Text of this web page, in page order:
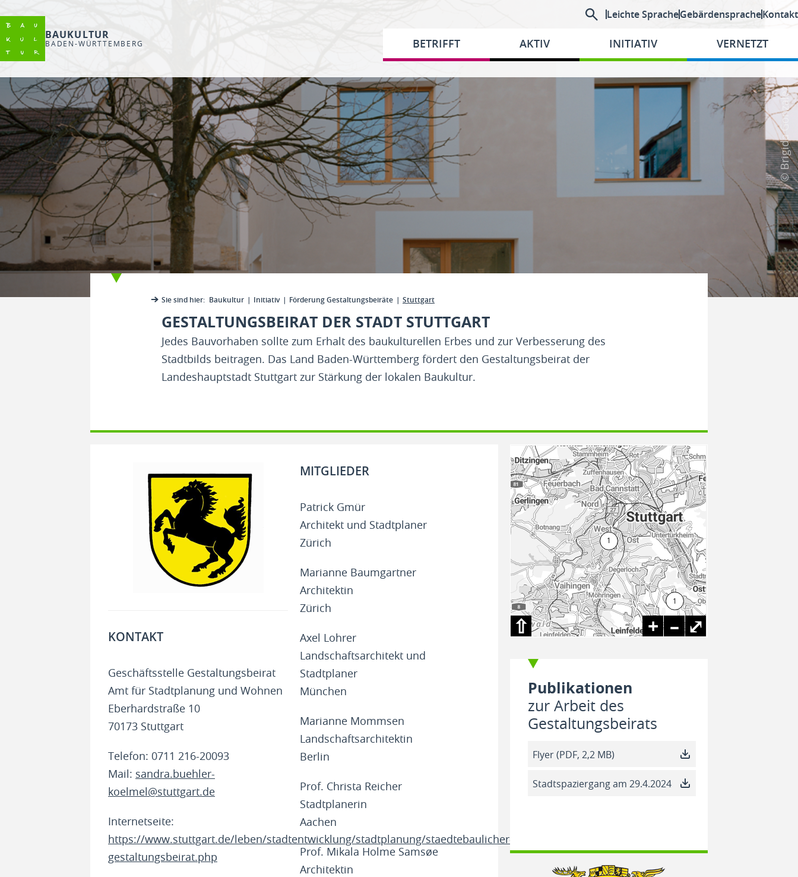
BAUKULTUR
BADEN-WÜRTTEMBERG
Leichte SpracheGebärdenspracheKontakt
BETRIFFT AKTIV INITIATIV VERNETZT
© Brigida Gonzalez
Sie sind hier: Baukultur Initiativ Förderung Gestaltungsbeiräte Stuttgart
GESTALTUNGSBEIRAT DER STADT STUTTGART
Jedes Bauvorhaben sollte zum Erhalt des baukulturellen Erbes und zur Verbesserung des
Stadtbilds beitragen. Das Land Baden-Württemberg fördert den Gestaltungsbeirat der
Landeshauptstadt Stuttgart zur Stärkung der lokalen Baukultur.
KONTAKT
Geschäftsstelle Gestaltungsbeirat
Amt für Stadtplanung und Wohnen
Eberhardstraße 10
70173 Stuttgart
Telefon: 0711 216-20093
Mail: sandra.buehler-
koelmel@stuttgart.de
Internetseite:
https://www.stuttgart.de/leben/stadtentwicklung/stadtplanung/staedtebaulicher-
gestaltungsbeirat.php
MITGLIEDER
Patrick Gmür
Architekt und Stadtplaner
Zürich
Marianne Baumgartner
Architektin
Zürich
Axel Lohrer
Landschaftsarchitekt und
Stadtplaner
München
Marianne Mommsen
Landschaftsarchitektin
Berlin
Prof. Christa Reicher
Stadtplanerin
Aachen
Prof. Mikala Holme Samsøe
Architektin
+ –
⇧ ⤢
Publikationen
zur Arbeit des
Gestaltungsbeirats
Flyer (PDF, 2,2 MB)
Stadtspaziergang am 29.4.2024